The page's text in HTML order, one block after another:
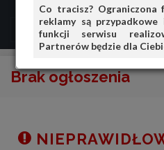
Co tracisz? Ograniczona
reklamy są
funkcji serwisu
Partnerów będzie dla
MENU
Brak ogłoszenia